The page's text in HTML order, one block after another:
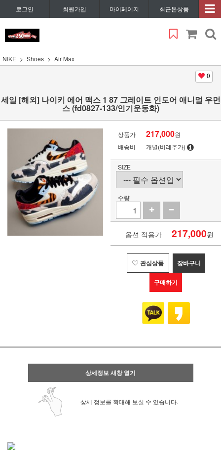
로그인 회원가입 마이페이지 최근본상품
NIKE Shoes Air Max
0
세일 [해외] 나이키 에어 맥스 1 87 그레이트 인도어 애니멀 우먼
스 (fd0827-133/인기운동화)
상품가 217,000원
배송비
개별(비례추가)
SIZE
수량
옵션 적용가 217,000원
관심상품 장바구니
구매하기
상세정보 새창 열기
상세 정보를 확대해 보실 수 있습니다.